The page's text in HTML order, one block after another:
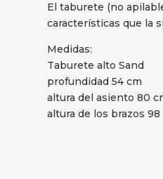
El taburete (no
características que la
Medidas:
Taburete alto Sand
profundidad 54 cm
altura del asiento 80
altura de los brazos 98